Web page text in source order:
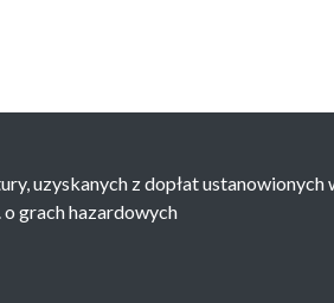
uzyskanych z dopłat ustanowionych
grach hazardowych